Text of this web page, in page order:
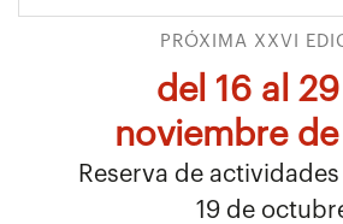
PRÓXIMA XXVI
del 16 al
noviembre
Reserva de
19 de